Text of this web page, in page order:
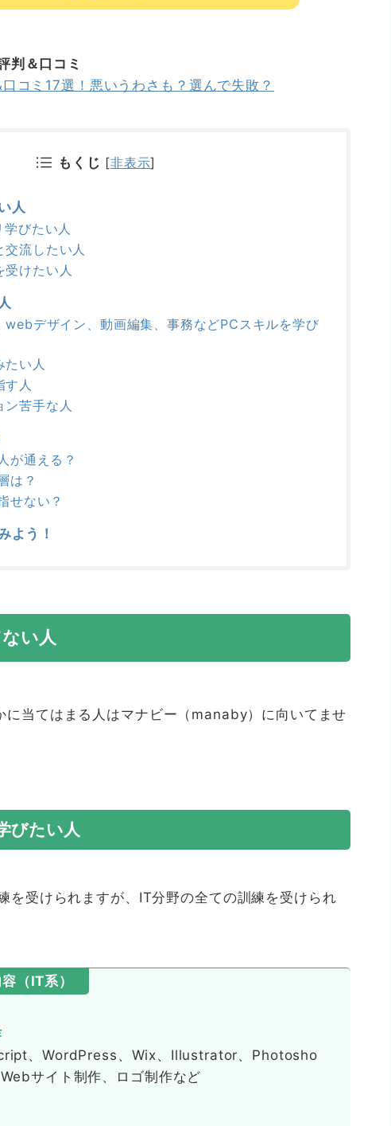
＆口コミ
コミ17選！悪いうわさも？選んで失敗？
もくじ [非表示]
人
びたい人
流したい人
受けたい人
webデザイン、動画編集、事務などPCスキルを学び
たい人
す人
ン苦手な人
が通える？
は？
せない？
よう！
い人
に当てはまる人はマナビー（manaby）に向いてませ
びたい人
を受けられますが、IT分野の全ての訓練を受けられ
（IT系）
、WordPress、Wix、Illustrator、Photosho
サイト制作、ロゴ制作など